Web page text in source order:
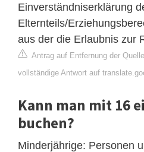
Einverständniserklärung
Elternteils/
aus der die Erlaubnis zur
Antrag auf Entfernung der Quelle
vollständige Antwort auf
Kann man mit 16
buchen?
Minderjährige: Personen